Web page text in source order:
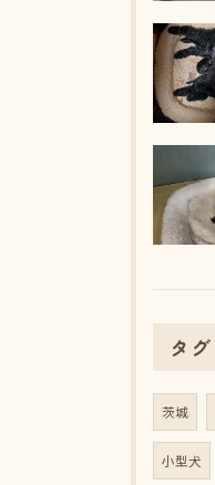
タグ
茨城
小型犬